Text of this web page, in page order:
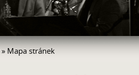
» Mapa stránek